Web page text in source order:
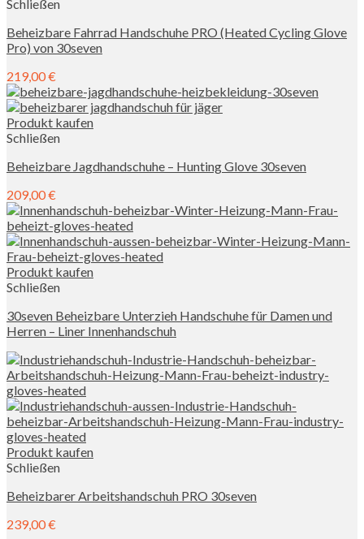
Schließen
Beheizbare Fahrrad Handschuhe PRO (Heated Cycling Glove
Pro) von 30seven
219,00€
Produkt kaufen
Schließen
Beheizbare Jagdhandschuhe – Hunting Glove 30seven
209,00€
Produkt kaufen
Schließen
30seven Beheizbare Unterzieh Handschuhe für Damen und
Herren – Liner Innenhandschuh
Produkt kaufen
Schließen
Beheizbarer Arbeitshandschuh PRO 30seven
239,00€